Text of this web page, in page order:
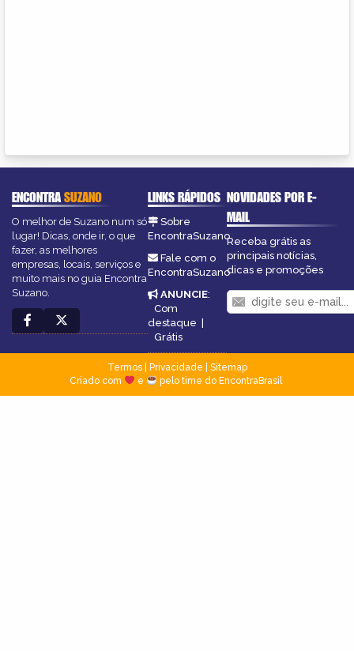
ENCONTRASUZANO
O melhor de Suzano num só
lugar! Dicas, onde ir, o que
fazer, as melhores
empresas, locais, serviços e
muito mais no guia Encontra
Suzano.
LINKS RÁPIDOS
Sobre
EncontraSuzano
Fale com o
EncontraSuzano
ANUNCIE:
Com
destaque
Grátis
NOVIDADES POR E-
MAIL
Receba grátis as
principais notícias,
dicas e promoções
Termos| Privacidade
Sitemap
Criado com
e pelo time do EncontraBrasil